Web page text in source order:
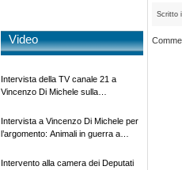
Video
Intervista della TV canale 21 a
Vincenzo Di Michele sulla
Intervista a Vincenzo Di Michele per
l’argomento: Animali in guerra a
in onda su Espansione TV
Intervento alla camera dei Deputati
Scritto